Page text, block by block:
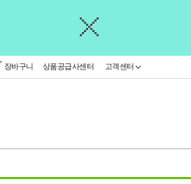
장바구니 상품공급사센터 고객센터